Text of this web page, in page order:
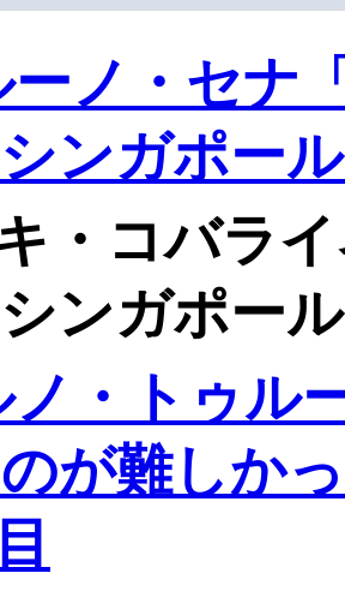
ーノ・セナ
ンガポー
・コバラ
ンガポー
ノ・トゥル
が難しか